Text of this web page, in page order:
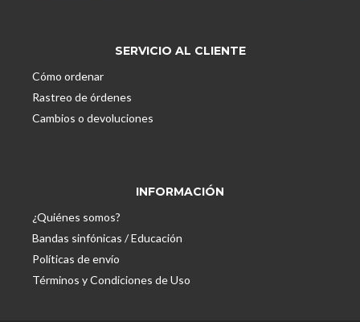
SERVICIO AL CLIENTE
Cómo ordenar
Rastreo de órdenes
Cambios o devoluciones
INFORMACIÓN
¿Quiénes somos?
Bandas sinfónicas / Educación
Políticas de envío
Términos y Condiciones de Uso